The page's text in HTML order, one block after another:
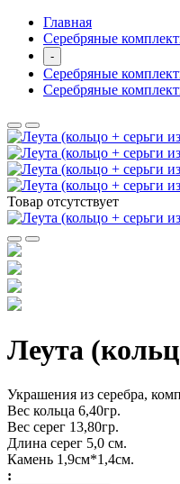
Главная
Серебряные
-
Серебряные
Серебряные
Товар отсутствует
Леута
Украшения из серебра,
Вес кольца 6,40гр.
Вес серег 13,80гр.
Длина серег 5,0 см.
Камень 1,9см*1,4см.
: